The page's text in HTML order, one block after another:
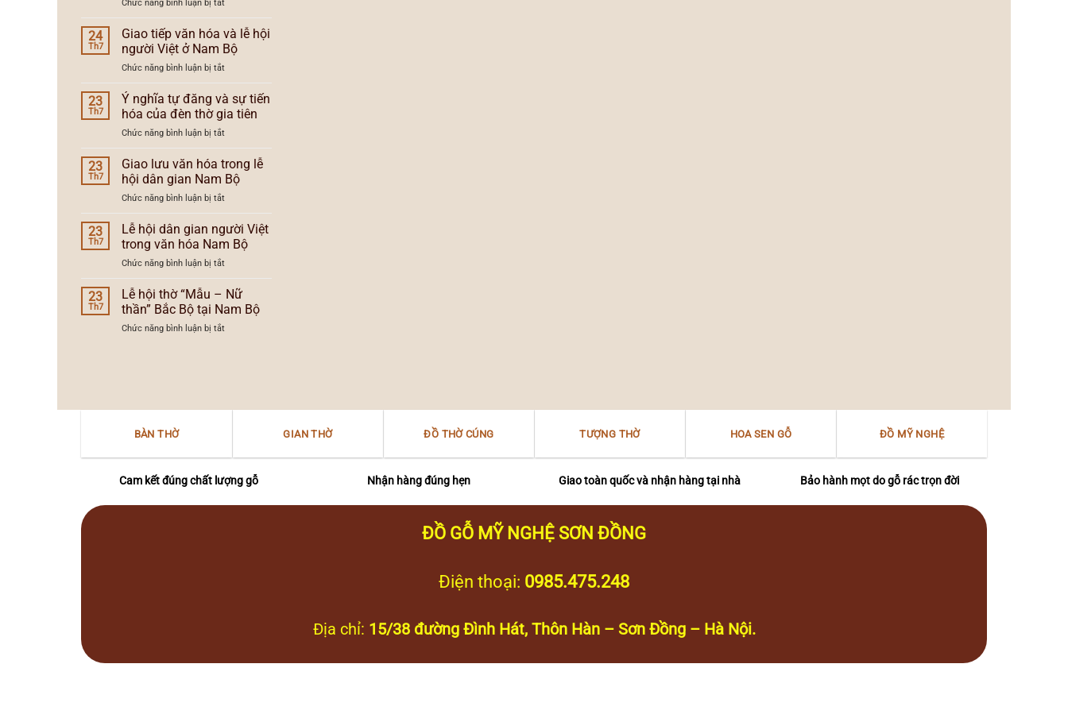
lễ
hội
Nam
Bộ
và
xu
hướng
lễ
hội
Nam
Bộ
Chức năng bình luận bị tắt
Lễ
hội
dân
gian
người
Việt
Nam
Bộ
vùng
văn
hóa
24
Th7
Giao tiếp văn hóa và lễ hội
người Việt ở Nam Bộ
Chức năng bình luận bị tắtở
Giao
tiếp
văn
hóa
và
lễ
hội
người
Việt
ở
Nam
Bộ
23
Th7
Ý nghĩa tự đăng và sự tiến
hóa của đèn thờ gia tiên
Chức năng bình luận bị tắtở
Ý
nghĩa
tự
đăng
và
sự
tiến
hóa
đèn
thờ
gia
tiên
23
Th7
Giao lưu văn hóa trong lễ
hội dân gian Nam Bộ
Chức năng bình luận bị tắtở
Giao
lưu
văn
hóa
trong
lễ
hội
dân
Nam
23
Th7
Lễ hội dân gian người Việt
trong văn hóa Nam Bộ
Chức năng bình luận bị tắtở
Lễ
hội
gian
người
Bộ
23
Th7
Lễ hội thờ “Mẫu – Nữ
thần” Bắc Bộ tại Nam Bộ
Chức năng bình luận bị tắtở
Nữ
Nam
Bộ
BÀN THỜ GIAN THỜ ĐỒ THỜ CÚNG TƯỢNG THỜ HOA SEN GỖ ĐỒ MỸ NGHỆ
Cam kết đúng chất lượng gỗ Nhận hàng đúng hẹn Giao toàn quốc và nhận hàng tại nhà Bảo hành mọt do gỗ rác trọn đời
ĐỒ GỖ MỸ NGHỆ SƠN ĐỒNG
Điện thoại: 0985.475.248
Địa chỉ: 15/38 đường Đình Hát, Thôn Hàn – Sơn Đồng – Hà Nội.